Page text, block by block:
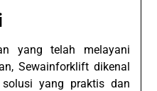
yang telah melayani
Sewainforklift dikenal
yang praktis dan